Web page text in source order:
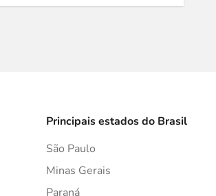
Principais estados do Brasil
São Paulo
Minas Gerais
Paraná